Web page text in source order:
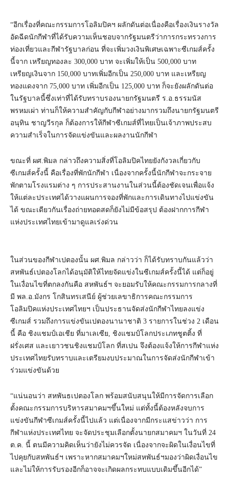
“อีกเรื่องที่คณะกรรมการโอลิมปิคฯ ผลักดันต่อเนื่องคือเรื่องเงินรางวัล
อัดฉีดนักกีฬาที่ได้รับความเห็นชอบจากรัฐมนตรีว่าการกระทรวงการ
ท่องเที่ยวและกีฬารัฐบาลก่อน ที่จะเพิ่มวงเงินพิเศษเฉพาะซีเกมส์ครั้ง
นี้จาก เหรียญทองละ 300,000 บาท จะเพิ่มให้เป็น 500,000 บาท
เหรียญเงินจาก 150,000 บาทเพิ่มอีกเป็น 250,000 บาท และเหรียญ
ทองแดงจาก 75,000 บาท เพิ่มอีกเป็น 125,000 บาท ก็จะยังผลักดันต่อ
ในรัฐบาลนี้ซึ่งเท่าที่ได้รับทราบรองนายกรัฐมนตรี ร.อ.ธรรมนัส
พรหมเผ่า ท่านก็ให้ความสำคัญกับกีฬาอย่างมากรวมถึงนายกรัฐมนตรี
อนุทิน ชาญวีรกุล ก็ต้องการให้กีฬาซีเกมส์ที่ไทยเป็นเจ้าภาพประสบ
ความสำเร็จในการจัดแข่งขันและผลงานนักกีฬา
ขณะที่ ผศ.พิมล กล่าวถึงความสิ่งที่โอลิมปิคไทยยังกังวลเกี่ยวกับ
ซีเกมส์ครั้งนี้ คือเรื่องที่พักนักกีฬา เนื่องจากครั้งนี้นักกีฬาจะกระจาย
พักตามโรงแรมต่าง ๆ การประสานงานในส่วนนี้ต้องชัดเจนเพื่อแจ้ง
ให้แต่ละประเทศได้วางแผนการจองที่พักและการเดินทางไปแข่งขัน
ได้ ขณะเดียวกันเรื่องถ่ายทอดสดก็ยังไม่มีข้อสรุป ต้องฝากการกีฬา
แห่งประเทศไทยเข้ามาดูแลเร่งด่วน
ในส่วนของกีฬาเปตองนั้น ผศ.พิมล กล่าวว่า ก็ได้รับทราบกันแล้วว่า
สหพันธ์เปตองโลกได้อนุมัติให้ไทยจัดแข่งในซีเกมส์ครั้งนี้ได้ แต่ก็อยู่
ในเงื่อนไขที่ตกลงกันคือ สหพันธ์ฯ จะยอมรับให้คณะกรรมการกลางที่
มี พล.อ.มังกร โกสินทรเสนีย์ ผู้ช่วยเลขาธิการคณะกรรมการ
โอลิมปิคแห่งประเทศไทยฯ เป็นประธานจัดส่งนักกีฬาไทยลงแข่ง
ซีเกมส์ รวมถึงการแข่งขันเปตองนานาชาติ 3 รายการในช่วง 2 เดือน
นี้ คือ ชิงแชมป์เอเชีย ที่มาเลเซีย, ชิงแชมป์โลกประเภทชูตติ้ง ที่
ฝรั่งเศส และเยาวชนชิงแชมป์โลก ที่สเปน จึงต้องแจ้งให้การกีฬาแห่ง
ประเทศไทยรับทราบและเตรียมงบประมาณในการจัดส่งนักกีฬาเข้า
ร่วมแข่งขันด้วย
“แน่นอนว่า สหพันธเปตองโลก พร้อมสนับสนุนให้มีการจัดการเลือก
ตั้งคณะกรรมการบริหารสมาคมฯขึ้นใหม่ แต่ทั้งนี้ต้องหลังจบการ
แข่งขันกีฬาซีเกมส์ครั้งนี้ไปแล้ว แต่เนื่องจากมีกระแสข่าวว่า การ
กีฬาแห่งประเทศไทย จะจัดประชุมเลือกตั้งนายกสมาคมฯ ในวันที่ 24
ต.ค. นี้ ตนมีความคิดเห็นว่ายังไม่ควรจัด เนื่องจากจะผิดในเงื่อนไขที่
ไปคุยกับสหพันธ์ฯ เพราะหากสมาคมฯใหม่สหพันธ์ฯมองว่าผิดเงื่อนไข
และไม่ให้การรับรองอีกก็อาจจะเกิดผลกระทบแบบเดิมขึ้นอีกได้”